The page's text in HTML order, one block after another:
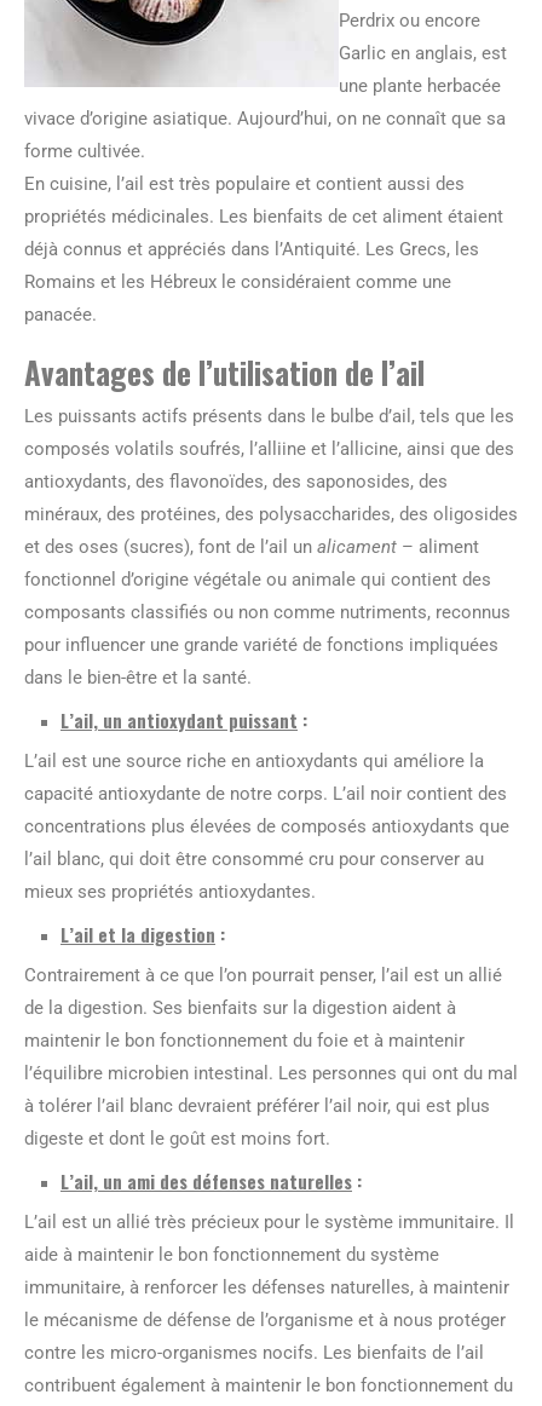
Perdrix ou encore
Garlic en anglais, est
une plante herbacée
vivace d’origine asiatique. Aujourd’hui, on ne connaît que sa
forme cultivée.
En cuisine, l’ail est très populaire et contient aussi des
propriétés médicinales. Les bienfaits de cet aliment étaient
déjà connus et appréciés dans l’Antiquité. Les Grecs, les
Romains et les Hébreux le considéraient comme une
panacée.
Avantages de l’utilisation de l’ail
Les puissants actifs présents dans le bulbe d’ail, tels que les
composés volatils soufrés, l’alliine et l’allicine, ainsi que des
antioxydants, des flavonoïdes, des saponosides, des
minéraux, des protéines, des polysaccharides, des oligosides
et des oses (sucres), font de l’ail un alicament – aliment
fonctionnel d’origine végétale ou animale qui contient des
composants classifiés ou non comme nutriments, reconnus
pour influencer une grande variété de fonctions impliquées
dans le bien-être et la santé.
L’ail, un antioxydant puissant :
L’ail est une source riche en antioxydants qui améliore la
capacité antioxydante de notre corps. L’ail noir contient des
concentrations plus élevées de composés antioxydants que
l’ail blanc, qui doit être consommé cru pour conserver au
mieux ses propriétés antioxydantes.
L’ail et la digestion :
Contrairement à ce que l’on pourrait penser, l’ail est un allié
de la digestion. Ses bienfaits sur la digestion aident à
maintenir le bon fonctionnement du foie et à maintenir
l’équilibre microbien intestinal. Les personnes qui ont du mal
à tolérer l’ail blanc devraient préférer l’ail noir, qui est plus
digeste et dont le goût est moins fort.
L’ail, un ami des défenses naturelles :
L’ail est un allié très précieux pour le système immunitaire. Il
aide à maintenir le bon fonctionnement du système
immunitaire, à renforcer les défenses naturelles, à maintenir
le mécanisme de défense de l’organisme et à nous protéger
contre les micro-organismes nocifs. Les bienfaits de l’ail
contribuent également à maintenir le bon fonctionnement du